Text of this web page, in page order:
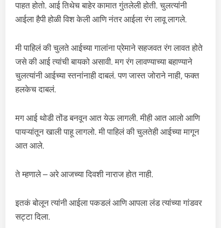
पाहत होतो. आई तिथेच बाहेर कामात गुंतलेली होती. चुलत्यांनी
आईला हैपी होळी विश केली आणि नंतर आईला रंग लावू लागले.
मी पाहिलं की चुलते आईच्या गालांना प्रेमाने सहजवत रंग लावत होते
जसे की आई त्यांची बायको असावी. मग रंग लावण्याच्या बहाण्याने
चुलत्यांनी आईच्या स्तनांनाही दाबलं. पण जास्त जोराने नाही, फक्त
हलकेच दाबलं.
मग आई थोडी तोंड बनवून आत येऊ लागली. मीही आत आलो आणि
पायऱ्यांतून खाली पाहू लागलो. मी पाहिलं की चुलतेही आईच्या मागून
आत आले.
ते म्हणाले – अरे आजच्या दिवशी नाराज होत नाही.
इतकं बोलून त्यांनी आईला पकडलं आणि आपला लंड त्यांच्या गांडवर
सट्टा दिला.